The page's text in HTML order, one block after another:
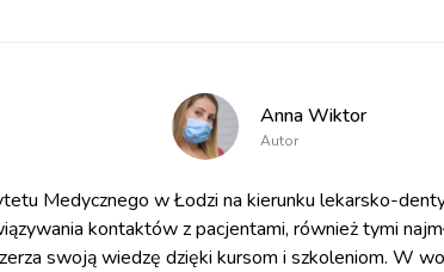
Anna Wiktor
Autor
Medycznego w Łodzi na kierunku lekarsko-
kontaktów z pacjentami, również tymi
swoją wiedzę dzięki kursom i szkoleniom. W